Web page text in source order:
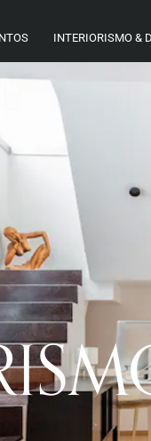
INTERIORISMO &